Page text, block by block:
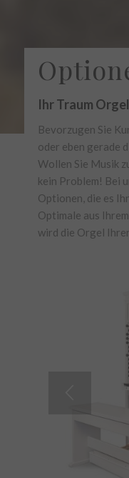
Ihr Traum Orgel
Bevorzugen Sie
oder eben gerade
Wollen Sie Musik
kein Problem! Bei
Optionen, die es
Optimale aus
wird die Orgel